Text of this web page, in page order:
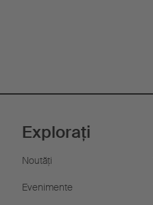
Explorați
Noutăţi
Evenimente